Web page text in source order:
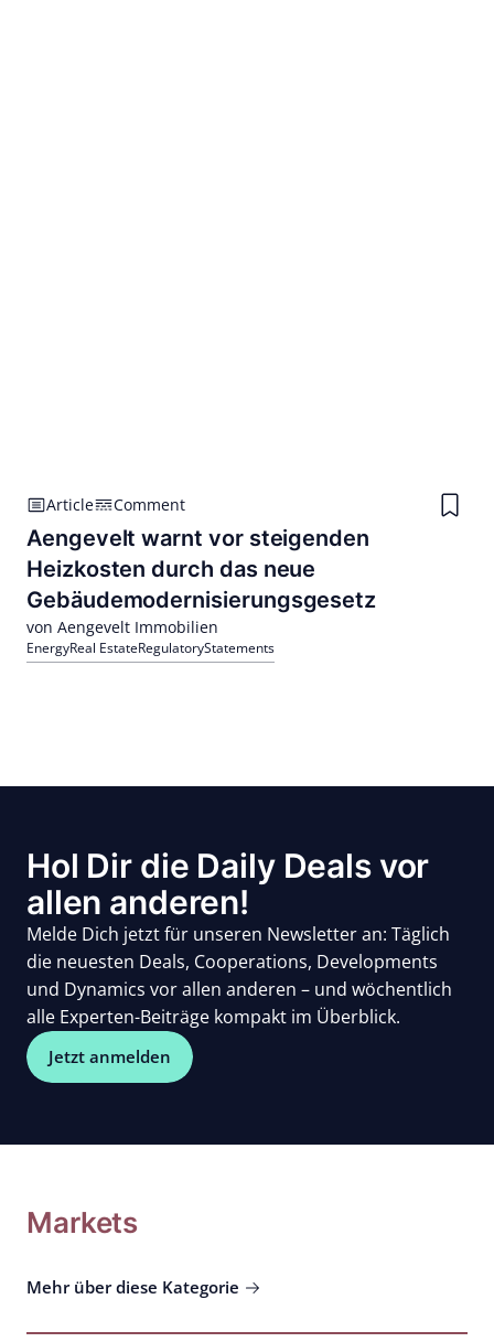
Article Comment
Aengevelt warnt vor steigenden
Heizkosten durch das neue
Gebäudemodernisierungsgesetz
von Aengevelt Immobilien
EnergyReal EstateRegulatoryStatements
Hol Dir die Daily Deals vor
allen anderen!
Melde Dich jetzt für unseren Newsletter an: Täglich
die neuesten Deals, Cooperations, Developments
und Dynamics vor allen anderen – und wöchentlich
alle Experten-Beiträge kompakt im Überblick.
Jetzt anmelden
Markets
Mehr über diese Kategorie